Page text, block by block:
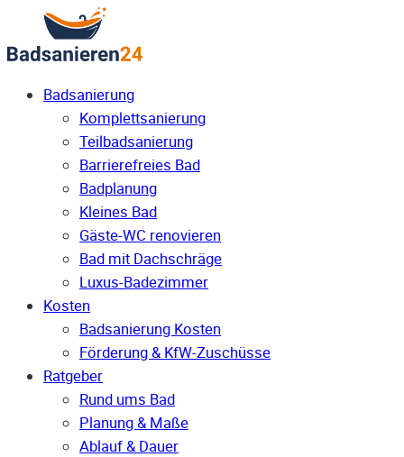
Badsanierung
Komplettsanierung
Teilbadsanierung
Barrierefreies Bad
Badplanung
Kleines Bad
Gäste-WC renovieren
Bad mit Dachschräge
Luxus-Badezimmer
Kosten
Badsanierung Kosten
Förderung & KfW-Zuschüsse
Ratgeber
Rund ums Bad
Planung & Maße
Ablauf & Dauer